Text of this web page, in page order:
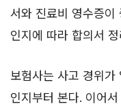
서와 진료비 영수증이
인지에 따라 합의서
보험사는 사고 경위
인지부터 본다. 이어